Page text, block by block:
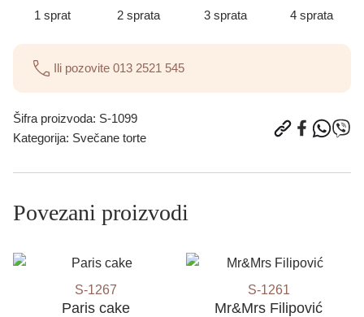
1 sprat 2 sprata 3 sprata 4 sprata
Ili pozovite 013 2521 545
Šifra proizvoda: S-1099
Kategorija: Svečane torte
Povezani proizvodi
S-1267
Paris cake
S-1261
Mr&Mrs Filipović